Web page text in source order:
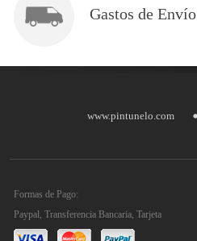
Gastos de Envío
www.pintunelo.com
Formas de Pago:
Paypal, Transferencia Bancaria, Tarjeta